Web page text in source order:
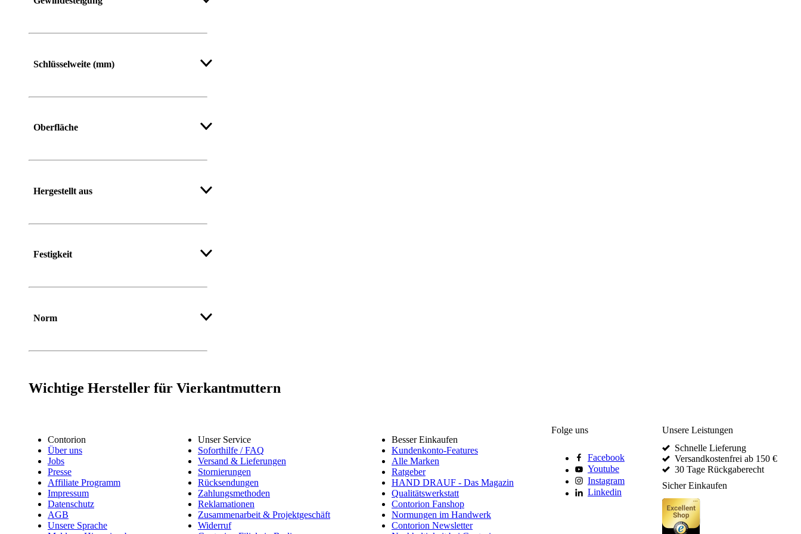
Schlüsselweite (mm)
Oberfläche
Hergestellt aus
Festigkeit
Norm
Wichtige Hersteller für Vierkantmuttern
Contorion
Über uns
Jobs
Presse
Affiliate Programm
Impressum
Datenschutz
AGB
Unsere Sprache
Unser Service
Soforthilfe / FAQ
Versand & Lieferungen
Stornierungen
Rücksendungen
Zahlungsmethoden
Reklamationen
Zusammenarbeit & Projektgeschäft
Widerruf
Besser Einkaufen
Kundenkonto-Features
Alle Marken
Ratgeber
HAND DRAUF - Das Magazin
Qualitätswerkstatt
Contorion Fanshop
Normungen im Handwerk
Contorion Newsletter
Folge uns
Facebook
Youtube
Instagram
Linkedin
Unsere Leistungen
Schnelle Lieferung
Versandkostenfrei ab 150 €
30 Tage Rückgaberecht
Sicher Einkaufen